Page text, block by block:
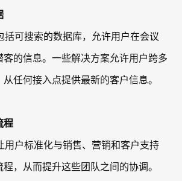
括可搜索的数据库，允许用户在会议
客的信息。一些解决方案允许用户跨多
任何接入点提供最新的客户信息。
程
用户标准化与销售、营销和客户支持
，从而提升这些团队之间的协调。